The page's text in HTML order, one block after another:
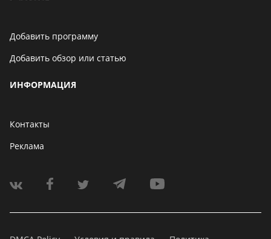
Добавить программу
Добавить обзор или статью
ИНФОРМАЦИЯ
Контакты
Реклама